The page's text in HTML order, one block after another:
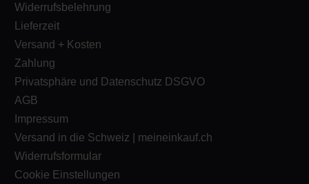
Widerrufsbelehrung
Lieferzeit
Versand + Kosten
Zahlung
Privatsphäre und Datenschutz DSGVO
AGB
Impressum
Versand in die Schweiz | meineinkauf.ch
Widerrufsformular
Cookie Einstellungen